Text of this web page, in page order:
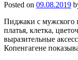
Posted on 09.08.2019
Пиджаки с мужского
платья, клетка,
выразительные
Копенгагене